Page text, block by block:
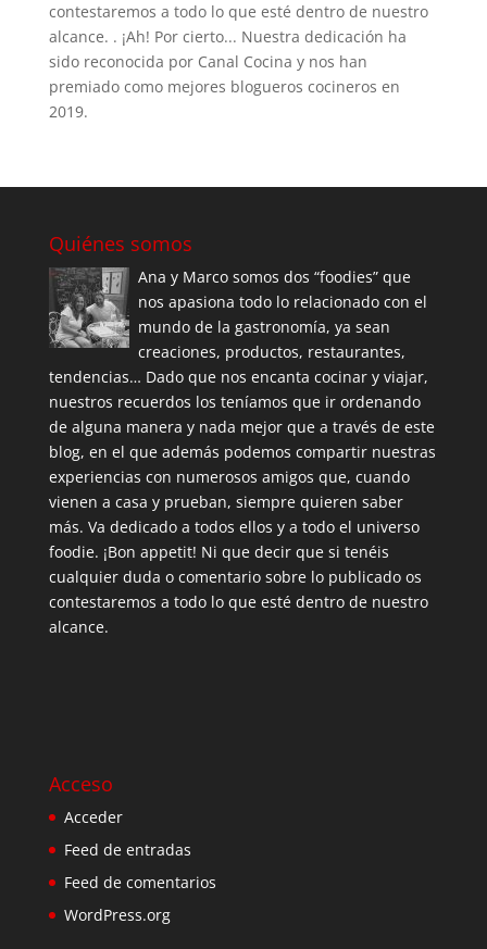
contestaremos a todo lo que esté dentro de nuestro
alcance. . ¡Ah! Por cierto... Nuestra dedicación ha
sido reconocida por Canal Cocina y nos han
premiado como mejores blogueros cocineros en
2019.
Quiénes somos
Ana y Marco somos dos “foodies” que
nos apasiona todo lo relacionado con el
mundo de la gastronomía, ya sean
creaciones, productos, restaurantes,
tendencias… Dado que nos encanta cocinar y viajar,
nuestros recuerdos los teníamos que ir ordenando
de alguna manera y nada mejor que a través de este
blog, en el que además podemos compartir nuestras
experiencias con numerosos amigos que, cuando
vienen a casa y prueban, siempre quieren saber
más. Va dedicado a todos ellos y a todo el universo
foodie. ¡Bon appetit! Ni que decir que si tenéis
cualquier duda o comentario sobre lo publicado os
contestaremos a todo lo que esté dentro de nuestro
alcance.
Acceso
Acceder
Feed de entradas
Feed de comentarios
WordPress.org